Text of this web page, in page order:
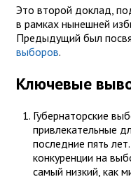
Это второй доклад,
в рамках нынешней
Предыдущий был
выборов.
Ключевые
Губернаторские
привлекательные
последние пять
конкуренции на
самый низкий, как